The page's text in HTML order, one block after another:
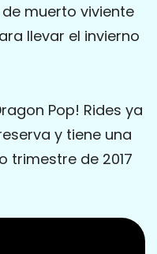
muerto viviente
llevar el invierno
Pop! Rides ya
y tiene una
trimestre de 2017